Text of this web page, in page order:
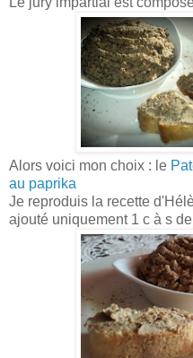
Alors voici mon choix : le
au paprika
Je reproduis la recette
ajouté uniquement 1 c à s